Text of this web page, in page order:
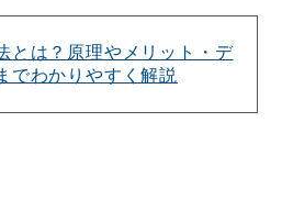
とは？原理やメリット・デ
でわかりやすく解説